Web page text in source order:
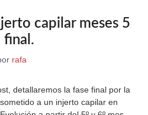
capilar meses 5
final.
rafa
detallaremos la fase final por la
a un injerto capilar en